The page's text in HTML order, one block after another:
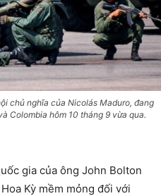
chủ nghĩa của Nicolás Maduro, đang
Colombia hôm 10 tháng 9 vừa qua.
gia của ông John Bolton
Kỳ mềm mỏng đối với